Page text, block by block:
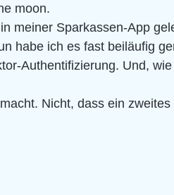
moon.
meiner Sparkassen-App
habe ich es fast beiläufig
Authentifizierung. Und,
Nicht, dass ein zweites